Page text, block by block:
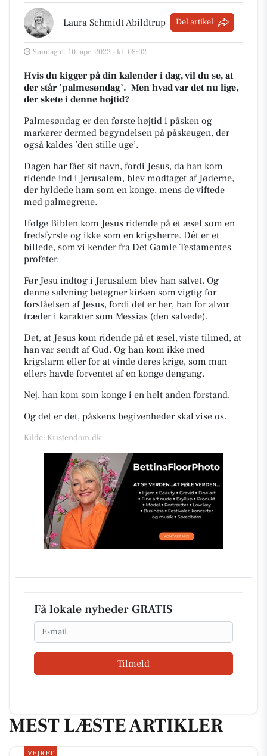
Laura Schmidt Abildtrup Del artikel
Søndag d. 10. apr. 2022 - kl. 08:02
Hvis du kigger på din kalender i dag, vil du se, at
der står ’palmesøndag’. Men hvad var det nu lige,
der skete i denne højtid?
Palmesøndag er den første højtid i påsken og
markerer dermed begyndelsen på påskeugen, der
også kaldes ’den stille uge’.
Dagen har fået sit navn, fordi Jesus, da han kom
ridende ind i Jerusalem, blev modtaget af Jøderne,
der hyldede ham som en konge, mens de viftede
med palmegrene.
Ifølge Biblen kom Jesus ridende på et æsel som en
fredsfyrste og ikke som en krigsherre. Dét er et
billede, som vi kender fra Det Gamle Testamentes
profeter.
Før Jesu indtog i Jerusalem blev han salvet. Og
denne salvning betegner kirken som vigtig for
forståelsen af Jesus, fordi det er her, han for alvor
træder i karakter som Messias (den salvede).
Det, at Jesus kom ridende på et æsel, viste tilmed, at
han var sendt af Gud. Og han kom ikke med
krigslarm eller for at vinde deres krige, som man
ellers havde forventet af en konge dengang.
Nej, han kom som konge i en helt anden forstand.
Og det er det, påskens begivenheder skal vise os.
Kilde: Kristendom.dk
Få lokale nyheder GRATIS
Email
Tilmeld
MEST LÆSTE ARTIKLER
VEJRET